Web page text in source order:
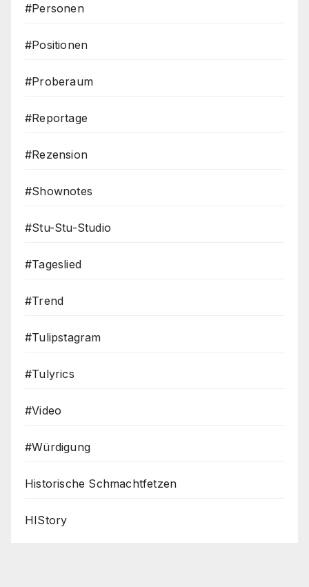
#Personen
#Positionen
#Proberaum
#Reportage
#Rezension
#Shownotes
#Stu-Stu-Studio
#Tageslied
#Trend
#Tulipstagram
#Tulyrics
#Video
#Würdigung
Historische Schmachtfetzen
HIStory